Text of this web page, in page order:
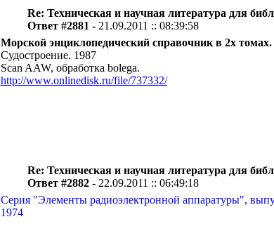
Re: Техническая и научная литература для
Ответ #2881 - 21.09.2011 :: 08:39:58
Морской энциклопедический справочник в 2х
Судостроение. 1987
Scan AAW, обработка bolega.
http://www.onlinedisk.ru/file/737332/
Re: Техническая и научная литература для
Ответ #2882 - 22.09.2011 :: 06:49:18
Серия "Элементы радиоэлектронной аппаратуры",
1974